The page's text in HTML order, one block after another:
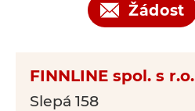
Žádost
FINNLINE spol. s r.o.
Slepá 158